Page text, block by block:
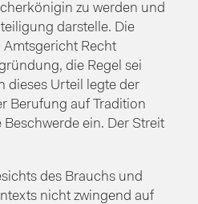
zu werden und
darstelle. Die
Amtsgericht Recht
die Regel sei
dieses Urteil legte der
Berufung auf Tradition
ein. Der Streit
des Brauchs und
nicht zwingend auf